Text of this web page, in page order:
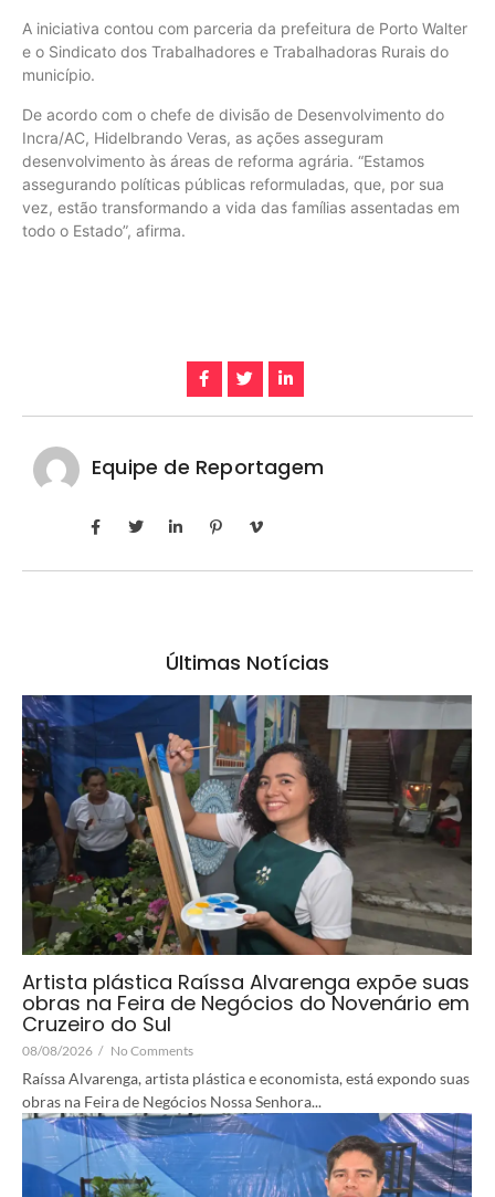
A iniciativa contou com parceria da prefeitura de Porto Walter
e o Sindicato dos Trabalhadores e Trabalhadoras Rurais do
município.
De acordo com o chefe de divisão de Desenvolvimento do
Incra/AC, Hidelbrando Veras, as ações asseguram
desenvolvimento às áreas de reforma agrária. “Estamos
assegurando políticas públicas reformuladas, que, por sua
vez, estão transformando a vida das famílias assentadas em
todo o Estado”, afirma.
Equipe de Reportagem
Últimas Notícias
Artista plástica Raíssa Alvarenga expõe suas
obras na Feira de Negócios do Novenário em
Cruzeiro do Sul
08/08/2026 / No Comments
Raíssa Alvarenga, artista plástica e economista, está expondo suas
obras na Feira de Negócios Nossa Senhora...